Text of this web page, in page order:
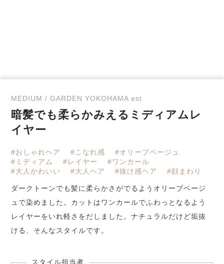
MEDIUM / GARDEN YOKOHAMA est
暗髪でも柔らかみえるミディアムレ
イヤー
#おしゃれヘア #こなれ感
#オリーブベージュ
#ミディアム
#レイヤー
#ワンカール
#大人かわいい
#大人ヘア #抜け感ヘア #顔まわり
ダークトーンでも髪に柔らかさがでるようオリーブベージ
ュで染めました。カットはワンカールでふわっとなるよう
レイヤーをいれ軽さをだしました。ナチュラルだけど垢抜
ける、そんなスタイルです。